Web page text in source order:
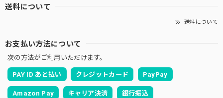
送料について
送料について
お支払い方法について
次の方法がご利用いただけます。
PAY ID あと払い クレジットカード PayPay
Amazon Pay キャリア決済 銀行振込